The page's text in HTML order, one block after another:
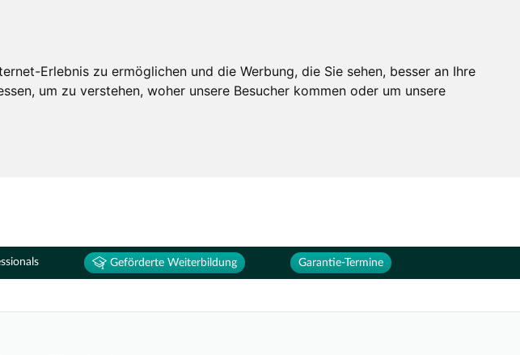
Erlebnis zu ermöglichen und die Werbung, die Sie sehen, besser an Ihre
um zu verstehen, woher unsere Besucher kommen oder um unsere
Geförderte Weiterbildung Garantie-Termine